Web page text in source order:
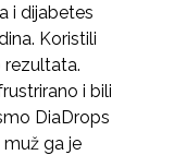
i dijabetes
Koristili
rezultata.
i bili
DiaDrops
ga je